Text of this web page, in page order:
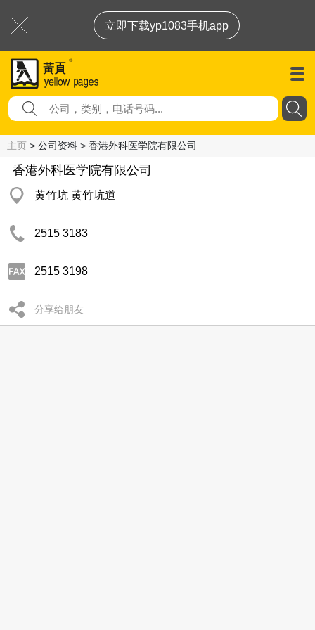
立即下载yp1083手机app
主页 > 公司资料 > 香港外科医学院有限公司
香港外科医学院有限公司
黄竹坑 黄竹坑道
2515 3183
2515 3198
分享给朋友